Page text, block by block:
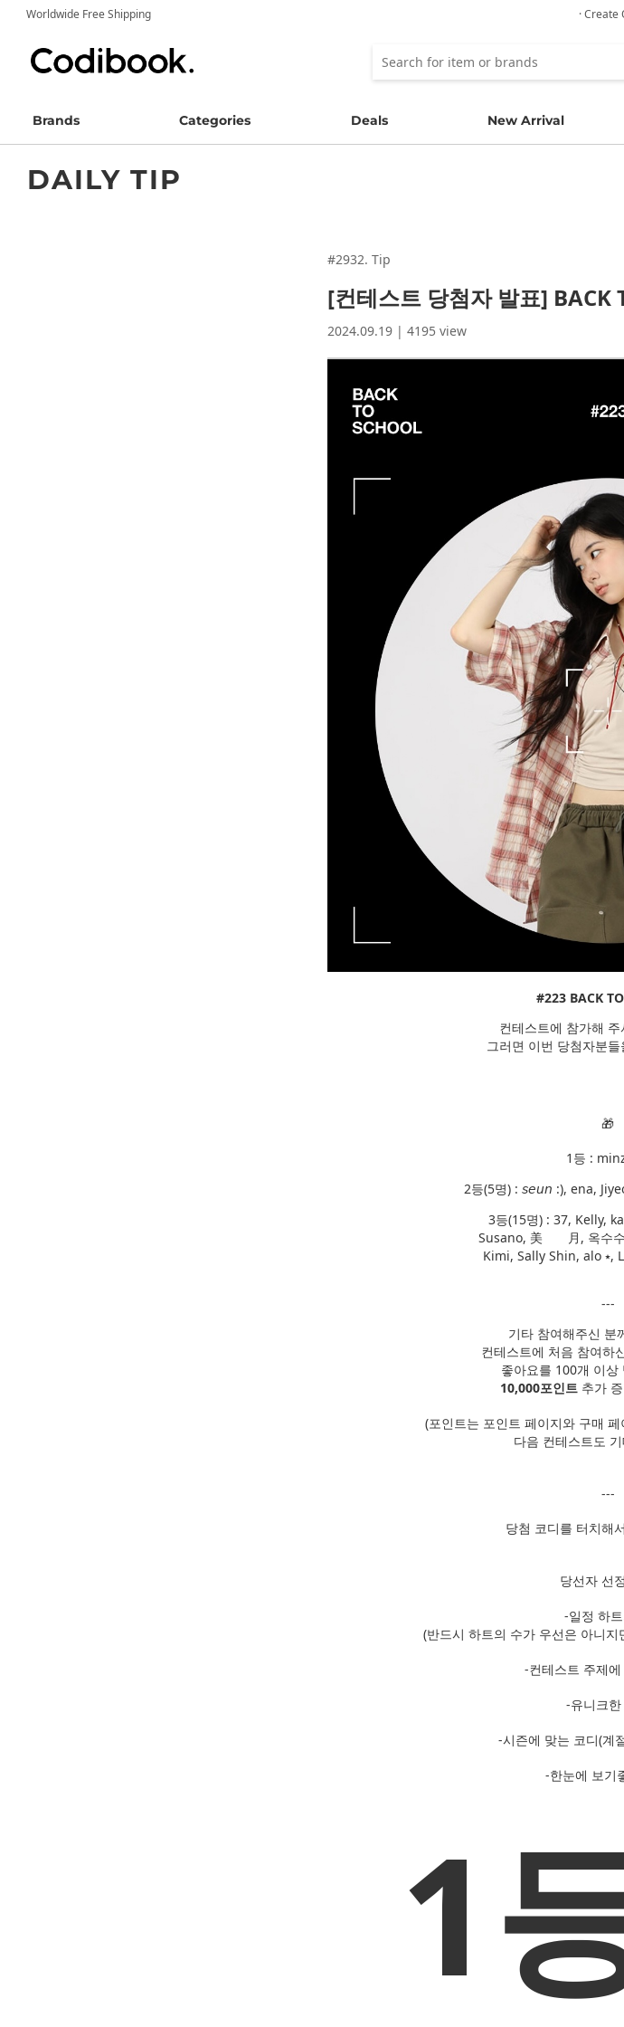
Worldwide Free Shipping · Create
Brands Categories Deals New Arrival
DAILY TIP
#2932. Tip
[컨테스트 당첨자 발표] BACK
2024.09.19 | 4195 view
#223 BACK
컨테스트에 참가해
그러면 이번 당첨자분
🎁
1등 :
2등(5명) : 𝘴𝘦𝘶𝘯 :), ena,
3등(15명) : 37, Kelly,
Susano, 美 月, 옥수수
Kimi, Sally Shin, alo ⭑,
---
기타 참여해주신 분
컨테스트에 처음 참여하
좋아요를 100개 이상
10,000포인트 추가
(포인트는 포인트 페이지와 구매
다음 컨테스트도
---
당첨 코디를 터치해
당선자 선
-일정 하
(반드시 하트의 수가 우선은 아니
-컨테스트 주제
-유니크한
-시즌에 맞는 코디(계
-한눈에 보기
1